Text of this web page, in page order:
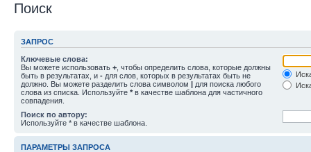
Поиск
ЗАПРОС
Ключевые слова:
Вы можете использовать + , чтобы определить слова, которые должны
быть в результатах, и - для слов, которых в результатах быть не
должно. Вы можете разделить слова символом | для поиска любого
слова из списка. Используйте * в качестве шаблона для частичного
совпадения.
Поиск по автору:
Используйте * в качестве шаблона.
ПАРАМЕТРЫ ЗАПРОСА